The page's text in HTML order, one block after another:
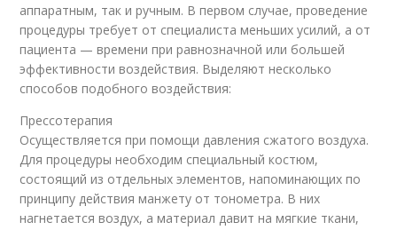
аппаратным, так и ручным. В первом случае, проведение
процедуры требует от специалиста меньших усилий, а от
пациента — времени при равнозначной или большей
эффективности воздействия. Выделяют несколько
способов подобного воздействия:
Прессотерапия
Осуществляется при помощи давления сжатого воздуха.
Для процедуры необходим специальный костюм,
состоящий из отдельных элементов, напоминающих по
принципу действия манжету от тонометра. В них
нагнетается воздух, а материал давит на мягкие ткани,